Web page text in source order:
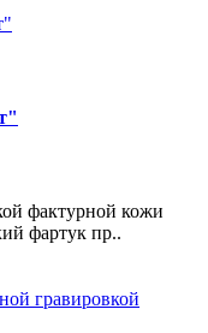
фактурной кожи
фартук пр..